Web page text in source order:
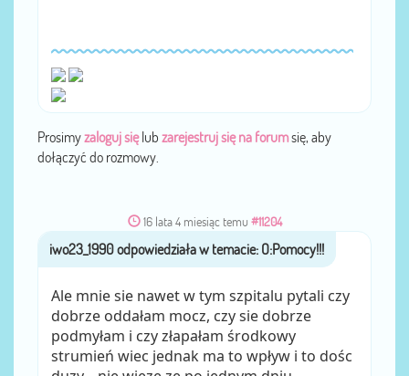
Prosimyzaloguj sięlub zarejestruj się na forumsię, aby
dołączyć do rozmowy.
16 lata 4 miesiąc temu #11204
przeziwo23_1990
Ale mnie sie nawet w tym szpitalu pytali czy
dobrze oddałam mocz, czy sie dobrze
podmyłam i czy złapałam środkowy
strumień wiec jednak ma to wpływ i to dośc